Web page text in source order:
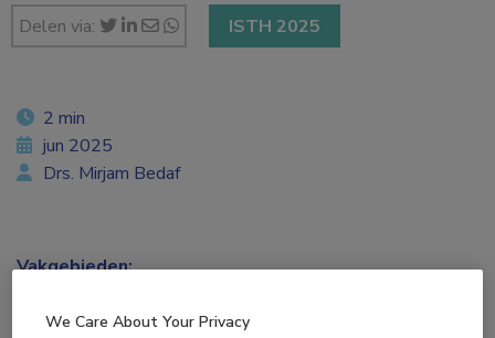
Delen via: ISTH 2025
2 min
jun 2025
Drs. Mirjam Bedaf
Vakgebieden:
We Care About Your Privacy